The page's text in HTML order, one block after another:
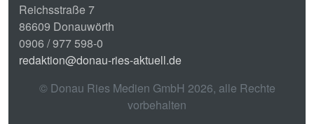
Reichsstraße 7
86609 Donauwörth
0906 / 977 598-0
redaktion@donau-ries-aktuell.de
© Donau Ries Medien GmbH 2026, alle Rechte
vorbehalten